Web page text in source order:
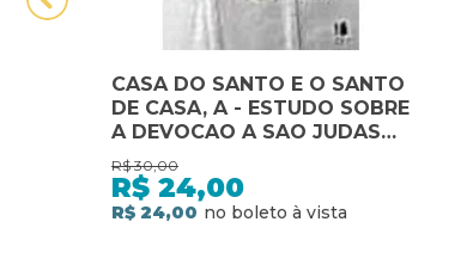
CASA DO SANTO E O SANTO
DE CASA, A - ESTUDO SOBRE
A DEVOCAO A SAO JUDAS
TAD - 1
R$ 30,00
R$ 24,00
R$ 24,00